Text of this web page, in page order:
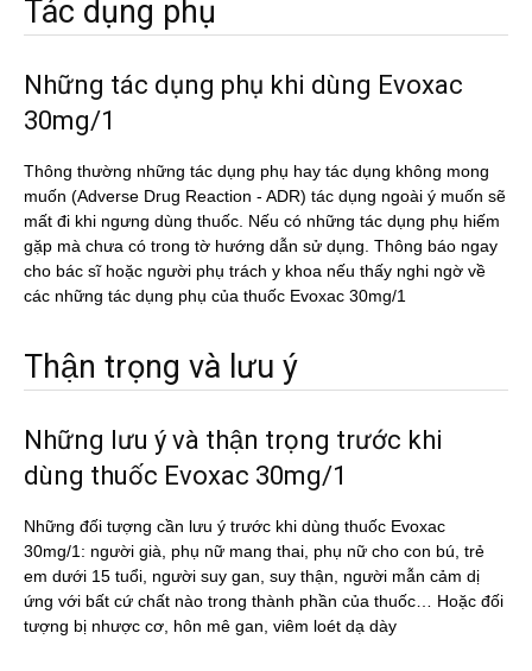
Tác dụng phụ
Những tác dụng phụ khi dùng Evoxac
30mg/1
Thông thường những tác dụng phụ hay tác dụng không mong
muốn (Adverse Drug Reaction - ADR) tác dụng ngoài ý muốn sẽ
mất đi khi ngưng dùng thuốc. Nếu có những tác dụng phụ hiếm
gặp mà chưa có trong tờ hướng dẫn sử dụng. Thông báo ngay
cho bác sĩ hoặc người phụ trách y khoa nếu thấy nghi ngờ về
các những tác dụng phụ của thuốc Evoxac 30mg/1
Thận trọng và lưu ý
Những lưu ý và thận trọng trước khi
dùng thuốc Evoxac 30mg/1
Những đối tượng cần lưu ý trước khi dùng thuốc Evoxac
30mg/1: người già, phụ nữ mang thai, phụ nữ cho con bú, trẻ
em dưới 15 tuổi, người suy gan, suy thận, người mẫn cảm dị
ứng với bất cứ chất nào trong thành phần của thuốc… Hoặc đối
tượng bị nhược cơ, hôn mê gan, viêm loét dạ dày